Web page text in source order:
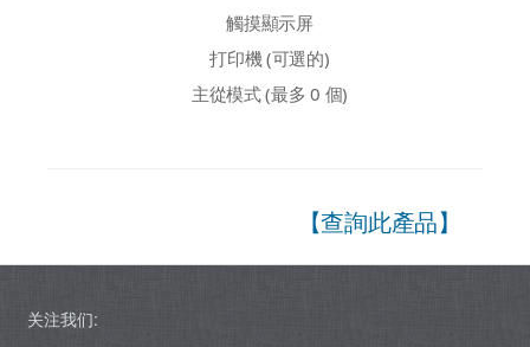
觸摸顯示屏
打印機 (可選的)
主從模式 (最多 0 個)
【查詢此產品】
关注我们: